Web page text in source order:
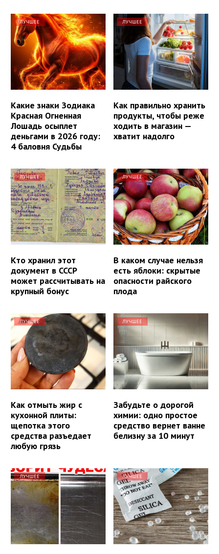
ЛУЧШЕЕ
Какие знаки Зодиака
Красная Огненная
Лошадь осыплет
деньгами в 2026 году:
4 баловня Судьбы
ЛУЧШЕЕ
Как правильно хранить
продукты, чтобы реже
ходить в магазин —
хватит надолго
ЛУЧШЕЕ
Кто хранил этот
документ в СССР
может рассчитывать на
крупный бонус
ЛУЧШЕЕ
В каком случае нельзя
есть яблоки: скрытые
опасности райского
плода
ЛУЧШЕЕ
Как отмыть жир с
кухонной плиты:
щепотка этого
средства разъедает
любую грязь
ЛУЧШЕЕ
Забудьте о дорогой
химии: одно простое
средство вернет ванне
белизну за 10 минут
ЛУЧШЕЕ ЛУЧШЕЕ